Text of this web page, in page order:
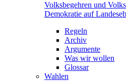
Volksbegehren und
Demokratie auf
Regeln
Archiv
Argumente
Was wir wollen
Glossar
Wahlen